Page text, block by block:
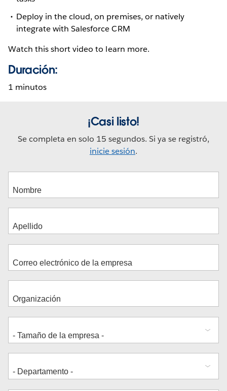
Deploy in the cloud, on premises, or natively
integrate with Salesforce CRM
Watch this short video to learn more.
Duración:
1 minutos
¡Casi listo!
Se completa en solo 15 segundos. Si ya se registró,
inicie sesión.